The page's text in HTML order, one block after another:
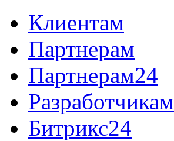
Клиентам
Партнерам
Партнерам24
Разработчикам
Битрикс24